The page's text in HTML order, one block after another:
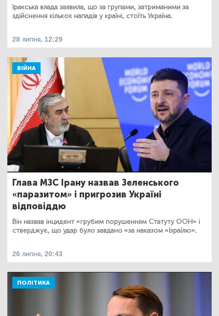
Іракська влада заявила, що за групами, затриманими за
здійснення кількох нападів у країні, стоїть Україна.
28 липня, 12:29
ВІЙНА
Глава МЗС Ірану назвав Зеленського
«паразитом» і пригрозив Україні
відповіддю
Він назвав інцидент «грубим порушенням Статуту ООН» і
стверджує, що удар було завдано «за наказом «Ізраїлю».
26 липня, 20:43
ПОЛІТИКА